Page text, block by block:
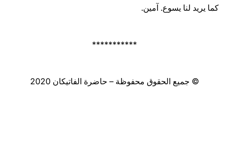
كما يريد لنا يسوع. آمين.
***********
© جميع الحقوق محفوظة – حاضرة الفاتيكان 2020